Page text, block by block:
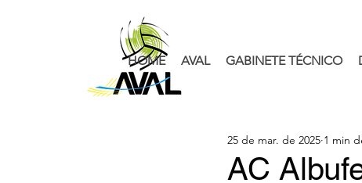
HOME AVAL GABINETE TÉCNICO
AC
25 de mar. de 2025 1 min